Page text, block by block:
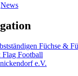
News
Füchse &
Flag Football